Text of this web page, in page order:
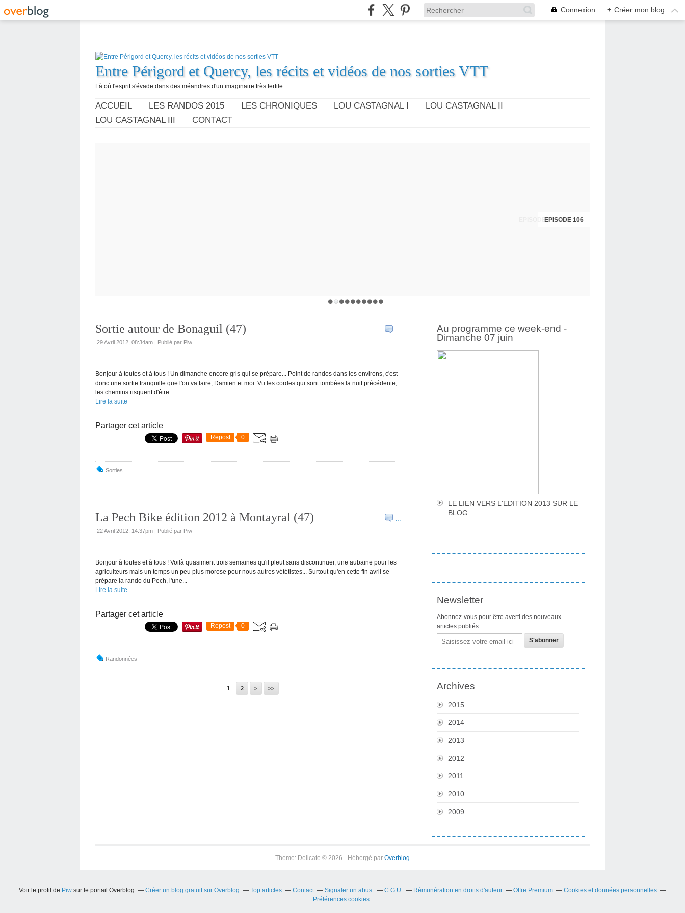
Connexion + Créer mon blog
Entre Périgord et Quercy, les récits et vidéos de nos sorties VTT
Là où l'esprit s'évade dans des méandres d'un imaginaire très fertile
ACCUEIL LES RANDOS 2015 LES CHRONIQUES LOU CASTAGNAL I
LOU CASTAGNAL II
LOU CASTAGNAL III
CONTACT
EPISODE 106
EPISODES 104 ET 105
…
Sortie autour de Bonaguil (47)
29 Avril 2012, 08:34am | Publié par Piw
Bonjour à toutes et à tous ! Un dimanche encore gris qui se prépare... Point de randos dans les environs, c'est
donc une sortie tranquille que l'on va faire, Damien et moi. Vu les cordes qui sont tombées la nuit précédente,
les chemins risquent d'être...
Lire la suite
Partager cet article
Repost 0
Sorties
…
La Pech Bike édition 2012 à Montayral (47)
22 Avril 2012, 14:37pm | Publié par Piw
Bonjour à toutes et à tous ! Voilà quasiment trois semaines qu'il pleut sans discontinuer, une aubaine pour les
agriculteurs mais un temps un peu plus morose pour nous autres vététistes... Surtout qu'en cette fin avril se
prépare la rando du Pech, l'une...
Lire la suite
Partager cet article
Repost 0
Randonnées
1 2 > >>
Au programme ce week-end -
Dimanche 07 juin
LE LIEN VERS L'EDITION 2013 SUR LE
BLOG
Newsletter
Abonnez-vous pour être averti des nouveaux
articles publiés.
Email
Archives
2015
2014
2013
2012
2011
2010
2009
Theme: Delicate © 2026 - Hébergé par Overblog
Voir le profil de Piw sur le portail Overblog Créer un blog gratuit sur Overblog Top articles Contact Signaler un abus C.G.U. Rémunération en droits d'auteur Offre Premium
Cookies et données personnelles
Préférences cookies